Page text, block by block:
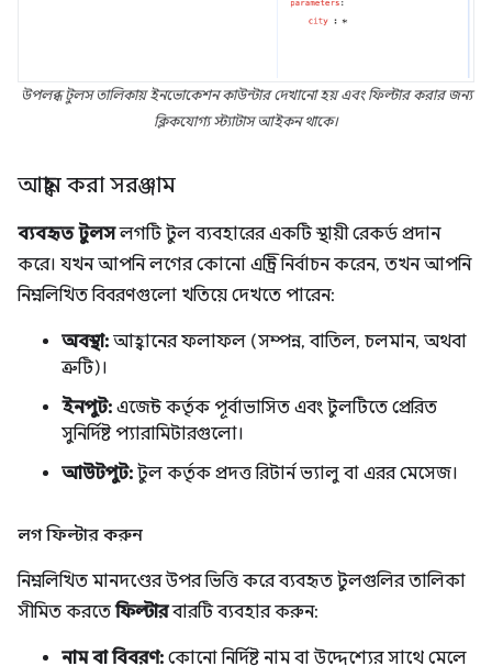
উপলব্ধ টুলস তালিকায় ইনভোকেশন কাউন্টার দেখানো হয় এবং ফিল্টার করার জন্য
ক্লিকযোগ্য স্ট্যাটাস আইকন থাকে।
আহ্বান করা সরঞ্জাম
ব্যবহৃত টুলসলগটি টুল ব্যবহারের একটি স্থায়ী রেকর্ড প্রদান
করে। যখন আপনি লগের কোনো এন্ট্রি নির্বাচন করেন, তখন আপনি
নিম্নলিখিত বিবরণগুলো খতিয়ে দেখতে পারেন:
অবস্থা: আহ্বানের ফলাফল (সম্পন্ন, বাতিল, চলমান, অথবা
ত্রুটি)।
ইনপুট: এজেন্ট কর্তৃক পূর্বাভাসিত এবং টুলটিতে প্রেরিত
সুনির্দিষ্ট প্যারামিটারগুলো।
আউটপুট: টুল কর্তৃক প্রদত্ত রিটার্ন ভ্যালু বা এরর মেসেজ।
লগ ফিল্টার করুন
নিম্নলিখিত মানদণ্ডের উপর ভিত্তি করে ব্যবহৃত টুলগুলির তালিকা
সীমিত করতেফিল্টারবারটি ব্যবহার করুন:
নাম বা বিবরণ: কোনো নির্দিষ্ট নাম বা উদ্দেশ্যের সাথে মেলে